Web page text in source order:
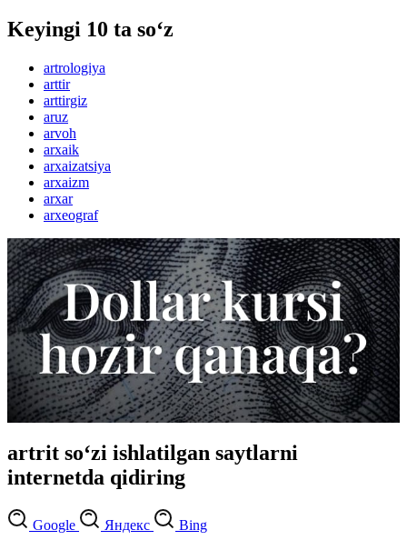
Keyingi 10 ta so‘z
artrologiya
arttir
arttirgiz
aruz
arvoh
arxaik
arxaizatsiya
arxaizm
arxar
arxeograf
artrit so‘zi ishlatilgan saytlarni
internetda qidiring
Google Яндекс Bing